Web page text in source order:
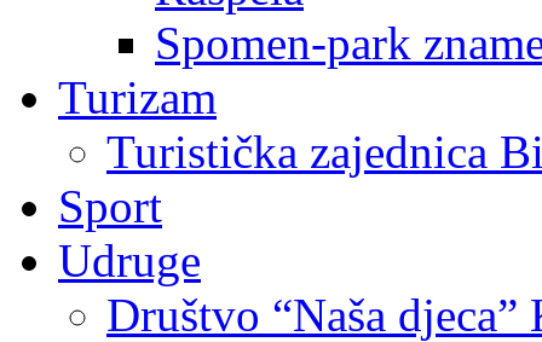
Spomen-park
Turizam
Turistička zajednica
Sport
Udruge
Društvo “Naša djeca”